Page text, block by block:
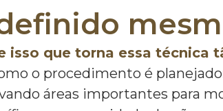
isso que torna essa técnica
o procedimento é
áreas importantes para